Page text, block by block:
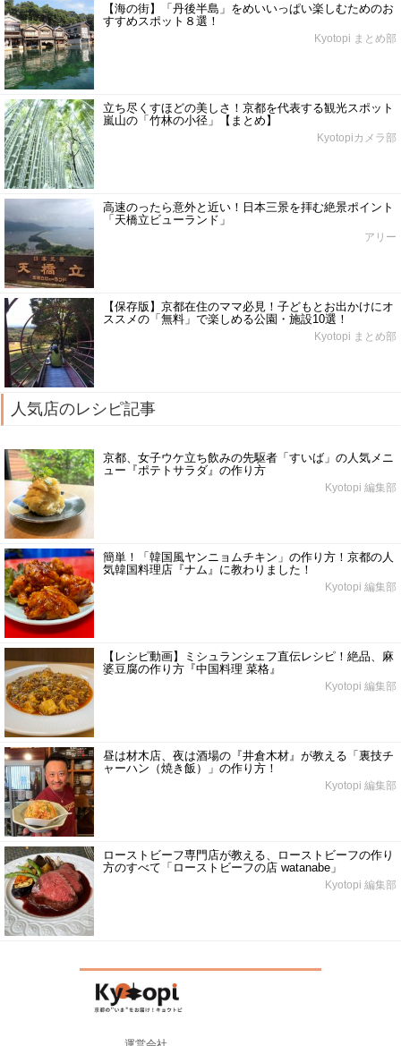
【海の街】「丹後半島」をめいいっぱい楽しむためのお
すすめスポット８選！
Kyotopi まとめ部
立ち尽くすほどの美しさ！京都を代表する観光スポット
嵐山の「竹林の小径」【まとめ】
Kyotopiカメラ部
高速のったら意外と近い！日本三景を拝む絶景ポイント
「天橋立ビューランド」
アリー
【保存版】京都在住のママ必見！子どもとお出かけにオ
ススメの「無料」で楽しめる公園・施設10選！
Kyotopi まとめ部
人気店のレシピ記事
京都、女子ウケ立ち飲みの先駆者「すいば」の人気メニ
ュー『ポテトサラダ』の作り方
Kyotopi 編集部
簡単！「韓国風ヤンニョムチキン」の作り方！京都の人
気韓国料理店『ナム』に教わりました！
Kyotopi 編集部
【レシピ動画】ミシュランシェフ直伝レシピ！絶品、麻
婆豆腐の作り方『中国料理 菜格』
Kyotopi 編集部
昼は材木店、夜は酒場の『井倉木材』が教える「裏技チ
ャーハン（焼き飯）」の作り方！
Kyotopi 編集部
ローストビーフ専門店が教える、ローストビーフの作り
方のすべて「ローストビーフの店 watanabe」
Kyotopi 編集部